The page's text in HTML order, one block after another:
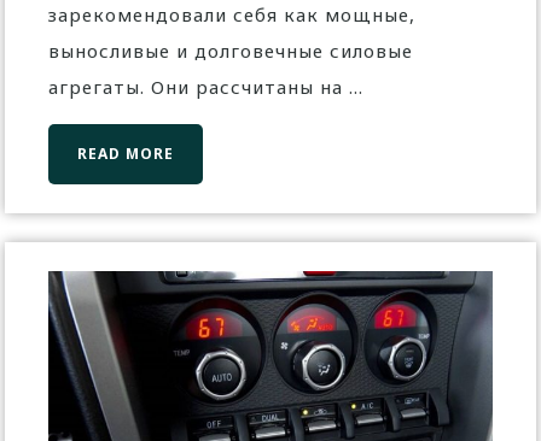
зарекомендовали себя как мощные,
выносливые и долговечные силовые
агрегаты. Они рассчитаны на ...
READ MORE